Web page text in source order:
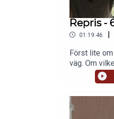
Repris -
01:19:46 |
Först lite
väg. Om
äppelvin, ja